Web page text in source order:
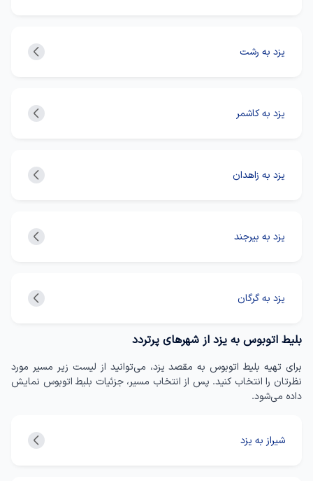
یزد به رشت
یزد به کاشمر
یزد به زاهدان
یزد به بیرجند
یزد به گرگان
بلیط اتوبوس به یزد از شهرهای پرتردد
برای تهیه بلیط اتوبوس به مقصد یزد، می‌توانید از لیست زیر مسیر مورد
نظرتان را انتخاب کنید. پس از انتخاب مسیر، جزئیات بلیط اتوبوس نمایش
داده می‌شود.
شیراز به یزد